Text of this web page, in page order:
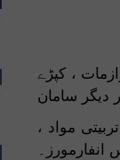
، کپڑے
دیگر سامان
مواد ،